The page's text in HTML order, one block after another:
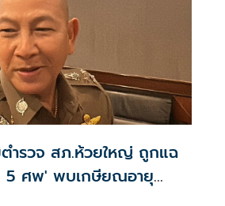
ำรวจ สภ.ห้วยใหญ่ ถูกแฉ
5 ศพ' พบเกษียณอายุ